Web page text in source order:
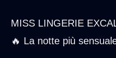
MISS LINGERIE
🔥 La notte più